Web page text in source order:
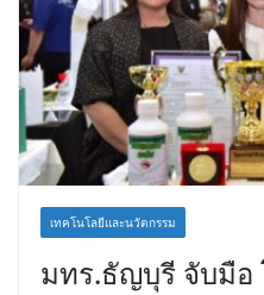
เทคโนโลยีและนวัตกรรม
มทร.ธัญบุรี จับมือ